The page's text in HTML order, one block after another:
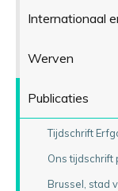
Internationaal
Werven
Publicaties
Tijdschrift
Ons tijdschrift
Brussel, stad